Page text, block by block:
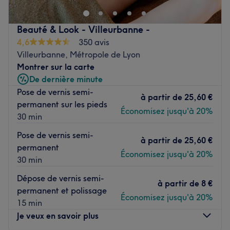
Laissez-vous aller à une séance d’épilation à la cire qui
laisse votre peau d'un incroyable douceur, une manucure
associée à une pose de vernis classique ou un semi-
permanent, beauté des pieds spa, ongles en gel ou
encore teinture des sourcils et des extensions de cil : vous
avez simplement l'embarras du choix pour sublimer votre
beauté naturelle ! Accordez-vous une délicate parenthèse
beauté et bien-être chez You are Beautiful - Paris 16.
Transport public le plus proche
Ange - Auteuil (lignes 9 et 10).
L'équipe
Beautiful! Vous êtes reçue par une fantastique équipe de
professionnelles qui met tout son savoir-faire au service
de votre beauté ainsi que de votre bien-être.
Nos coups de cœur :
Beauté & Look - Villeurbanne -
4,6
350 avis
Villeurbanne, Métropole de Lyon
Montrer sur la carte
De dernière minute
Pose de vernis semi-
permanent sur les pieds
30 min
à partir de 25,60 €
Économisez jusqu'à 20%
Pose de vernis semi-
permanent
30 min
à partir de 25,60 €
Économisez jusqu'à 20%
Dépose de vernis semi-
permanent et polissage
15 min
à partir de 8 €
Économisez jusqu'à 20%
Je veux en savoir plus